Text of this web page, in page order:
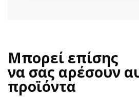
Μπορεί επίσης
να σας αρέσουν
προϊόντα